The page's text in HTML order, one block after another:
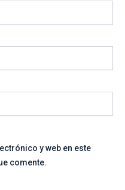
y web en este
comente.